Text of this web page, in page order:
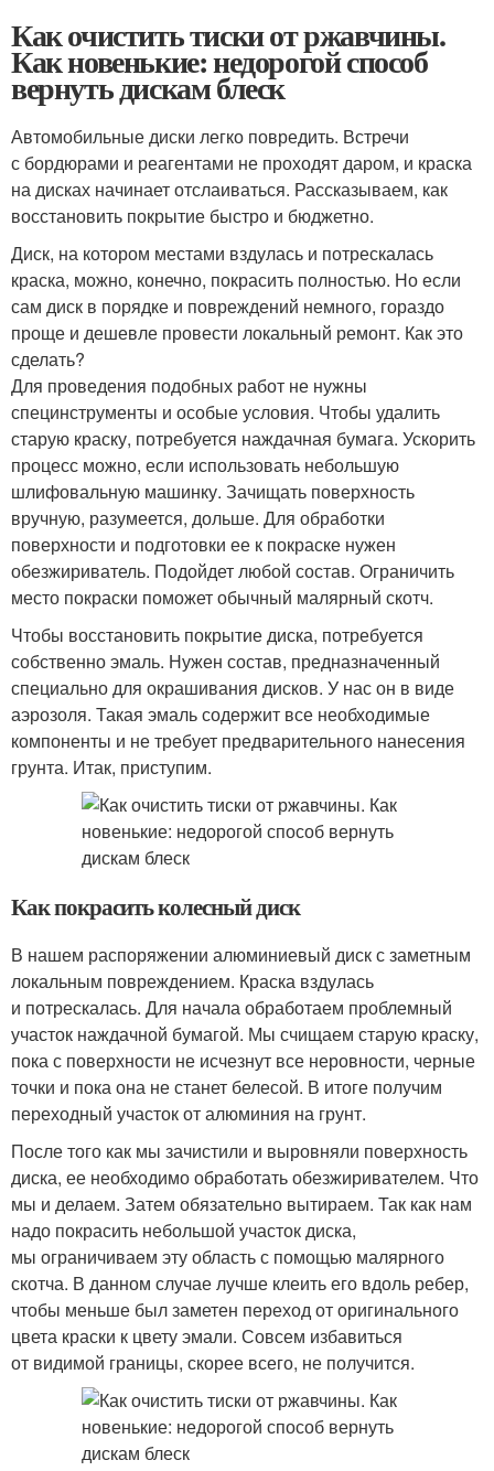
Как очистить тиски от ржавчины.
Как новенькие: недорогой способ
вернуть дискам блеск
Автомобильные диски легко повредить. Встречи
с бордюрами и реагентами не проходят даром, и краска
на дисках начинает отслаиваться. Рассказываем, как
восстановить покрытие быстро и бюджетно.
Диск, на котором местами вздулась и потрескалась
краска, можно, конечно, покрасить полностью. Но если
сам диск в порядке и повреждений немного, гораздо
проще и дешевле провести локальный ремонт. Как это
сделать?
Для проведения подобных работ не нужны
специнструменты и особые условия. Чтобы удалить
старую краску, потребуется наждачная бумага. Ускорить
процесс можно, если использовать небольшую
шлифовальную машинку. Зачищать поверхность
вручную, разумеется, дольше. Для обработки
поверхности и подготовки ее к покраске нужен
обезжириватель. Подойдет любой состав. Ограничить
место покраски поможет обычный малярный скотч.
Чтобы восстановить покрытие диска, потребуется
собственно эмаль. Нужен состав, предназначенный
специально для окрашивания дисков. У нас он в виде
аэрозоля. Такая эмаль содержит все необходимые
компоненты и не требует предварительного нанесения
грунта. Итак, приступим.
Как покрасить колесный диск
В нашем распоряжении алюминиевый диск с заметным
локальным повреждением. Краска вздулась
и потрескалась. Для начала обработаем проблемный
участок наждачной бумагой. Мы счищаем старую краску,
пока с поверхности не исчезнут все неровности, черные
точки и пока она не станет белесой. В итоге получим
переходный участок от алюминия на грунт.
После того как мы зачистили и выровняли поверхность
диска, ее необходимо обработать обезжиривателем. Что
мы и делаем. Затем обязательно вытираем. Так как нам
надо покрасить небольшой участок диска,
мы ограничиваем эту область с помощью малярного
скотча. В данном случае лучше клеить его вдоль ребер,
чтобы меньше был заметен переход от оригинального
цвета краски к цвету эмали. Совсем избавиться
от видимой границы, скорее всего, не получится.